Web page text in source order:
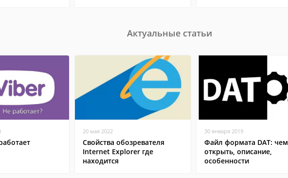
Актуальные статьи
20 мая 2022
Свойства обозревателя
Internet Explorer где
находится
30 января 2019
Файл формата DAT: чем
открыть, описание,
особенности